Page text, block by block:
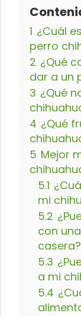
1 ¿Cuál
perro
2 ¿Qué
dar a un
3 ¿Qué
4 ¿Qué
5 Mejor
5.1
mi
5.2
con
casera?
5.3
a mi
5.4